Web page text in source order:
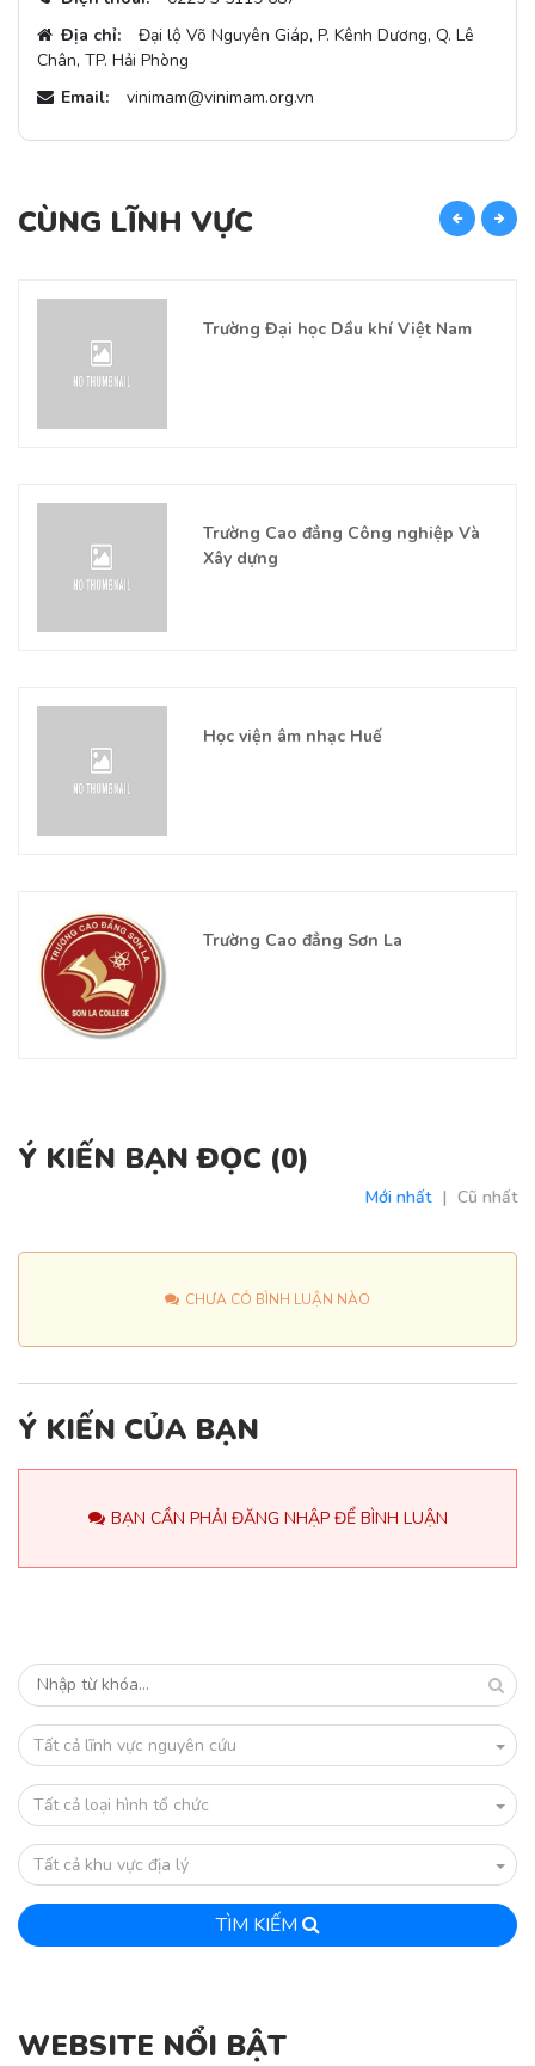
Địa chỉ:
Đại lộ Võ Nguyên Giáp, P. Kênh Dương, Q. Lê
Chân, TP. Hải Phòng
Email:
vinimam@vinimam.org.vn
CÙNG LĨNH VỰC
Trường Đại học Dầu khí Việt Nam
Trường Cao đẳng Công nghiệp Và
Xây dựng
Học viện âm nhạc Huế
Trường Cao đẳng Sơn La
Ý KIẾN BẠN ĐỌC (0)
Mới nhất | Cũ nhất
CHƯA CÓ BÌNH LUẬN NÀO
Ý KIẾN CỦA BẠN
BẠN CẦN PHẢI ĐĂNG NHẬP ĐỂ BÌNH LUẬN
Tất cả lĩnh vực nguyên cứu
Tất cả loại hình tổ chức
Tất cả khu vực địa lý
TÌM KIẾM
WEBSITE NỔI BẬT